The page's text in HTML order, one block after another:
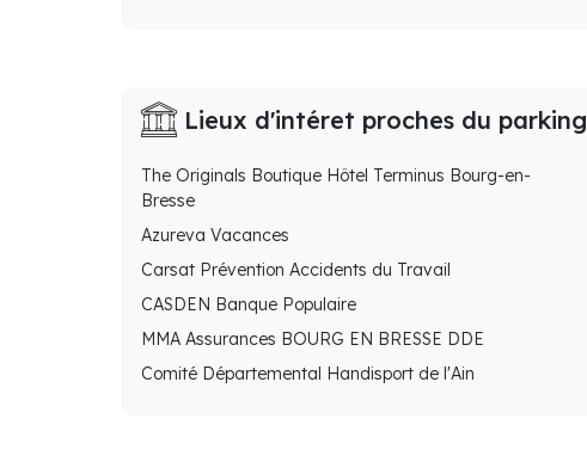
Lieux d'intéret proches du parking
The Originals Boutique Hôtel Terminus Bourg-en-
Bresse
Azureva Vacances
Carsat Prévention Accidents du Travail
CASDEN Banque Populaire
MMA Assurances BOURG EN BRESSE DDE
Comité Départemental Handisport de l'Ain